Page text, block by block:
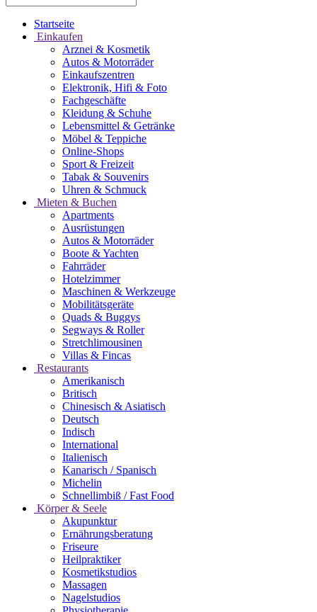
Startseite
Einkaufen
Arznei & Kosmetik
Autos & Motorräder
Einkaufszentren
Elektronik, Hifi & Foto
Fachgeschäfte
Kleidung & Schuhe
Lebensmittel & Getränke
Möbel & Teppiche
Online-Shops
Sport & Freizeit
Tabak & Souvenirs
Uhren & Schmuck
Mieten & Buchen
Apartments
Ausrüstungen
Autos & Motorräder
Boote & Yachten
Fahrräder
Hotelzimmer
Maschinen & Werkzeuge
Mobilitätsgeräte
Quads & Buggys
Segways & Roller
Stretchlimousinen
Villas & Fincas
Restaurants
Amerikanisch
Britisch
Chinesisch & Asiatisch
Deutsch
Indisch
International
Italienisch
Kanarisch / Spanisch
Michelin
Schnellimbiß / Fast Food
Körper & Seele
Akupunktur
Ernährungsberatung
Friseure
Heilpraktiker
Kosmetikstudios
Massagen
Nagelstudios